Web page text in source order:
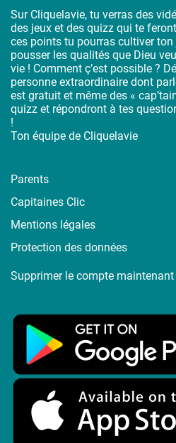
Sur Cliquelavie, tu verras des
des jeux et des quizz qui te
ces points tu pourras cultiver
pousser les qualités que Dieu
vie ! Comment ç’est possible ?
personne extraordinaire dont
est gratuit et même des «
quizz et répondront à tes
!
Ton équipe de Cliquelavie
Parents
Capitaines Clic
Mentions légales
Protection des données
Supprimer le compte maintenant